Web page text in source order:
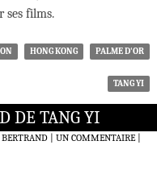
ses films.
HONG KONG PALME D'OR
TANG YI
DE TANG YI
UN COMMENTAIRE|